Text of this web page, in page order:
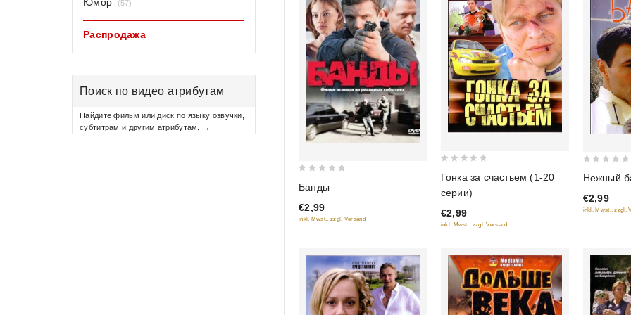
of
5
Банды
€2,99
inkl. Mwst., zzgl. Versand
of
5
Гонка за счастьем (1-20
серии)
€2,99
inkl. Mwst., zzgl. Versand
of
5
Нежный
€2,99
inkl. Mwst., zzgl.
(57)
Распродажа
Поиск по видео атрибутам
Найдите фильм или диск по языку озвучки,
субтитрам и другим атрибутам. →